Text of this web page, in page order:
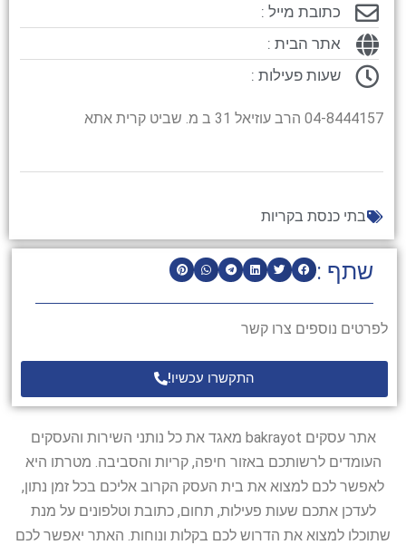
שתף :
לפרטים נוספים צרו קשר
התקשרו עכשיו!
כתובת מייל :
אתר הבית :
שעות פעילות :
04-8444157 הרב עוזיאל 31 ב מ. שביט קרית אתא
בתי כנסת בקריות
אתר עסקים bakrayot מאגד את כל נותני השירות והעסקים
העומדים לרשותכם באזור חיפה, קריות והסביבה. מטרתו היא
לאפשר לכם למצוא את בית העסק הקרוב אליכם בכל זמן נתון,
לעדכן אתכם שעות פעילות, תחום, כתובת וטלפונים על מנת
שתוכלו למצוא את הדרוש לכם בקלות ונוחות. האתר יאפשר לכם